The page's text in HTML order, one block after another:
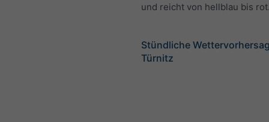
und reicht von hellblau bis
Stündliche
Türnitz